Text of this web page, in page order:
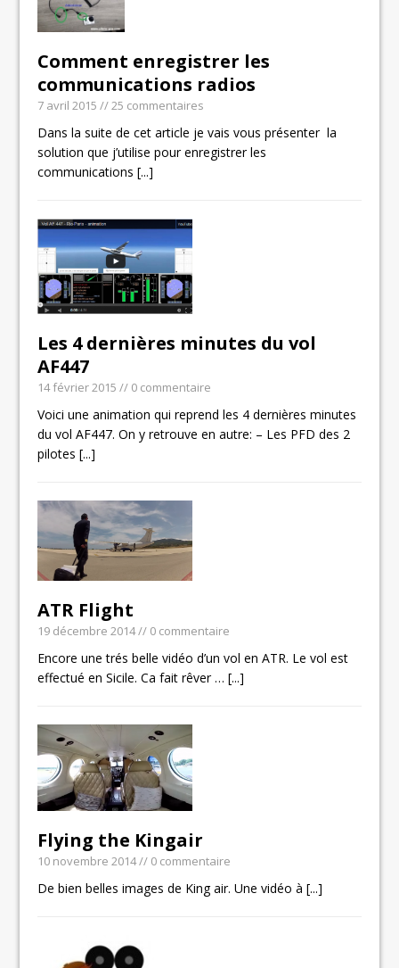
Comment enregistrer les
communications radios
7 avril 2015 // 25 commentaires
Dans la suite de cet article je vais vous présenter la
solution que j’utilise pour enregistrer les
communications[...]
Les 4 dernières minutes du vol
AF447
14 février 2015 // 0 commentaire
Voici une animation qui reprend les 4 dernières minutes
du vol AF447. On y retrouve en autre: – Les PFD des 2
pilotes[...]
ATR Flight
19 décembre 2014// 0 commentaire
Encore une trés belle vidéo d’un vol en ATR. Le vol est
effectué en Sicile. Ca fait rêver …[...]
Flying the Kingair
10 novembre 2014// 0 commentaire
De bien belles images de King air. Une vidéo à[...]